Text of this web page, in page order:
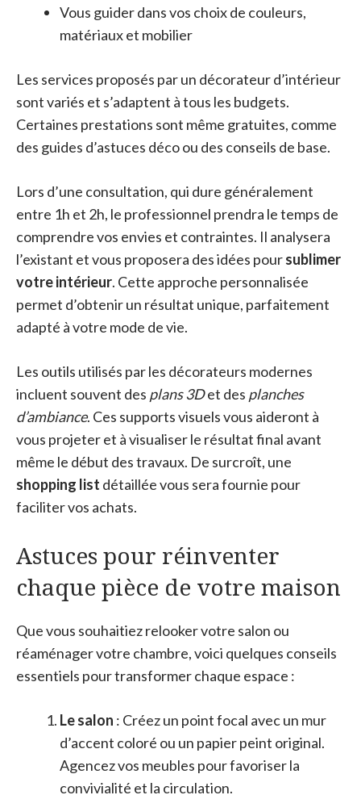
Vous guider dans vos choix de couleurs,
matériaux et mobilier
Les services proposés par un décorateur d’intérieur
sont variés et s’adaptent à tous les budgets.
Certaines prestations sont même gratuites, comme
des guides d’astuces déco ou des conseils de base.
Lors d’une consultation, qui dure généralement
entre 1h et 2h, le professionnel prendra le temps de
comprendre vos envies et contraintes. Il analysera
l’existant et vous proposera des idées poursublimer
votre intérieur. Cette approche personnalisée
permet d’obtenir un résultat unique, parfaitement
adapté à votre mode de vie.
Les outils utilisés par les décorateurs modernes
incluent souvent des plans 3Det des planches
d’ambiance. Ces supports visuels vous aideront à
vous projeter et à visualiser le résultat final avant
même le début des travaux. De surcroît, une
shopping list détaillée vous sera fournie pour
faciliter vos achats.
Astuces pour réinventer
chaque pièce de votre maison
Que vous souhaitiez relooker votre salon ou
réaménager votre chambre, voici quelques conseils
essentiels pour transformer chaque espace :
Le salon : Créez un point focal avec un mur
d’accent coloré ou un papier peint original.
Agencez vos meubles pour favoriser la
convivialité et la circulation.